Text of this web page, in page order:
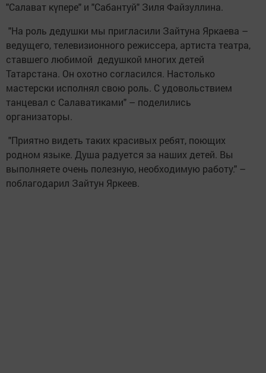
"Салават күпере" и "Сабантуй" Зиля Файзуллина.
"На роль дедушки мы пригласили Зайтуна Яркаева –
ведущего, телевизионного режиссера, артиста театра,
ставшего любимой дедушкой многих детей
Татарстана. Он охотно согласился. Настолько
мастерски исполнял свою роль. С удовольствием
танцевал с Салаватиками" – поделились
организаторы.
"Приятно видеть таких красивых ребят, поющих
родном языке. Душа радуется за наших детей. Вы
выполняете очень полезную, необходимую работу." –
поблагодарил Зайтун Яркеев.